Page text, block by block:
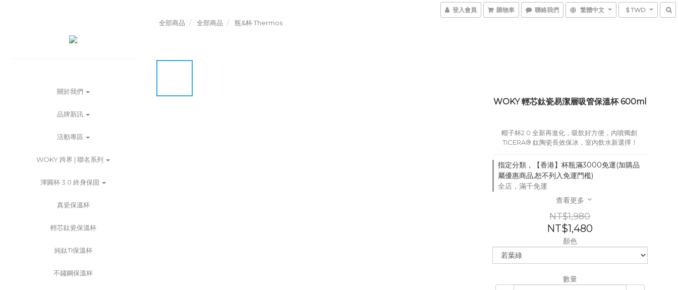
登入會員 購物車 聯絡我們 繁體中文 $ TWD
關於我們
品牌新訊
活動專區
WOKY 跨界 | 聯名系列
渾圓杯 3.0 終身保固
真瓷保溫杯
輕芯鈦瓷保溫杯
純鈦TI保溫杯
不鏽鋼保溫杯
全部商品 全部商品 瓶&杯 Thermos
WOKY 輕芯鈦瓷易潔層吸管保溫杯 600ml
帽子杯2.0 全新再進化，吸飲好方便，內噴獨創
TICERA® 鈦陶瓷長效保冰，室內飲水新選擇！
指定分類，【香港】杯瓶滿3000免運(加購品
屬優惠商品,恕不列入免運門檻)
全店，滿千免運
查看更多
NT$1,980
NT$1,480
顏色
數量